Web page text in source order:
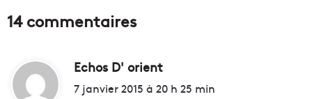
14 commentaires
Echos D' orient
i
7 janvier 2015 à 20 h 25 min